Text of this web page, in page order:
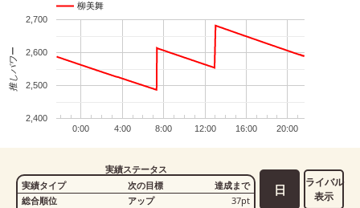
柳美舞
0:00 4:00 8:00 12:00 16:00 20:00
2,400
2,500
2,600
2,700
推しパワー
実績ステータス
実績タイプ
次の目標
達成まで
総合順位
アップ 37pt
日
ライバル
表示